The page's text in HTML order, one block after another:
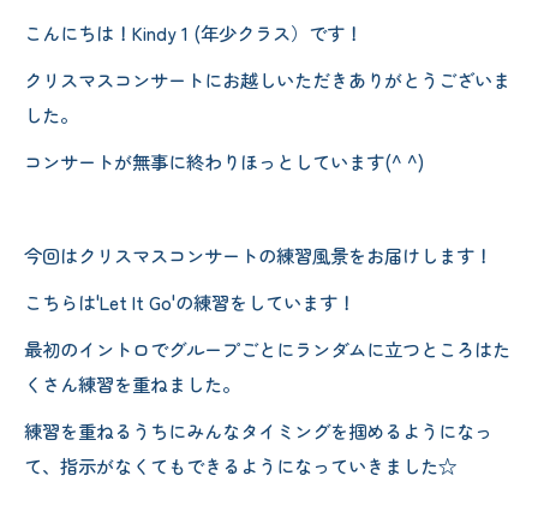
こんにちは！Kindy 1 (年少クラス）です！
クリスマスコンサートにお越しいただきありがとうございま
した。
コンサートが無事に終わりほっとしています(^ ^)
今回はクリスマスコンサートの練習風景をお届けします！
こちらは'Let It Go'の練習をしています！
最初のイントロでグループごとにランダムに立つところはた
くさん練習を重ねました。
練習を重ねるうちにみんなタイミングを掴めるようになっ
て、指示がなくてもできるようになっていきました☆